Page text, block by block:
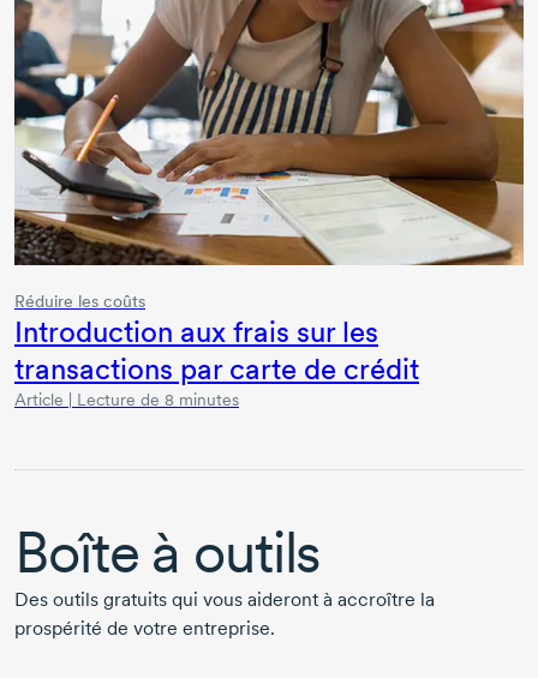
Réduire les coûts
Introduction aux frais sur les
transactions par carte de crédit
Article | Lecture de 8 minutes
Boîte à outils
Des outils gratuits qui vous aideront à accroître la
prospérité de votre entreprise.